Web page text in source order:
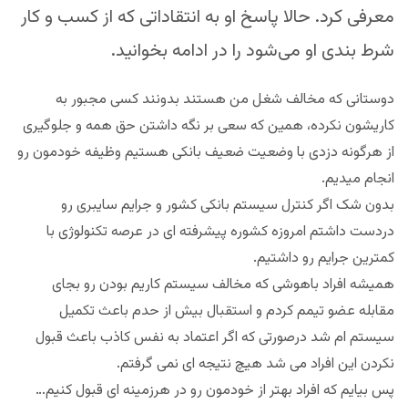
معرفی کرد. حالا پاسخ او به انتقاداتی که از کسب و کار
شرط بندی او می‌شود را در ادامه بخوانید.
دوستانی که مخالف شغل من هستند بدونند کسی مجبور به
کاریشون نکرده، همین که سعی بر نگه داشتن حق همه و جلوگیری
از هرگونه دزدی با وضعیت ضعیف بانکی هستیم وظیفه خودمون رو
انجام میدیم.
بدون شک اگر کنترل سیستم بانکی کشور و جرایم سایبری رو
دردست داشتم امروزه کشوره پیشرفته ای در عرصه تکنولوژی با
کمترین جرایم رو داشتیم.
همیشه افراد باهوشی که مخالف سیستم کاریم بودن رو بجای
مقابله عضو تیمم کردم و‌ استقبال بیش از حدم باعث تکمیل
سیستم ام شد درصورتی که اگر اعتماد به نفس کاذب باعث قبول
نکردن این افراد می شد هیچ نتیجه ای نمی گرفتم.
پس بیایم که افراد بهتر از خودمون رو در هرزمینه ای قبول کنیم…